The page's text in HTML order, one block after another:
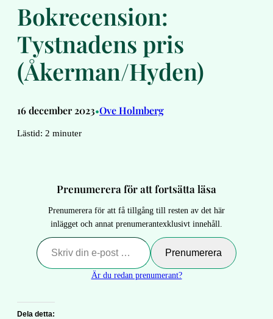
Bokrecension:
Tystnadens pris
(Åkerman/Hyden)
16 december 2023•Ove Holmberg
Lästid: 2 minuter
Prenumerera för att fortsätta läsa
Prenumerera för att få tillgång till resten av det här
inlägget och annat prenumerantexklusivt innehåll.
Prenumerera
Är du redan prenumerant?
Dela detta: